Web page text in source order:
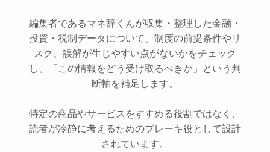
編集者であるマネ辞くんが収集・整理した金融・
投資・税制データについて、制度の前提条件やリ
スク、誤解が生じやすい点がないかをチェック
し、「この情報をどう受け取るべきか」という判
断軸を補足します。
特定の商品やサービスをすすめる役割ではなく、
読者が冷静に考えるためのブレーキ役として設計
されています。